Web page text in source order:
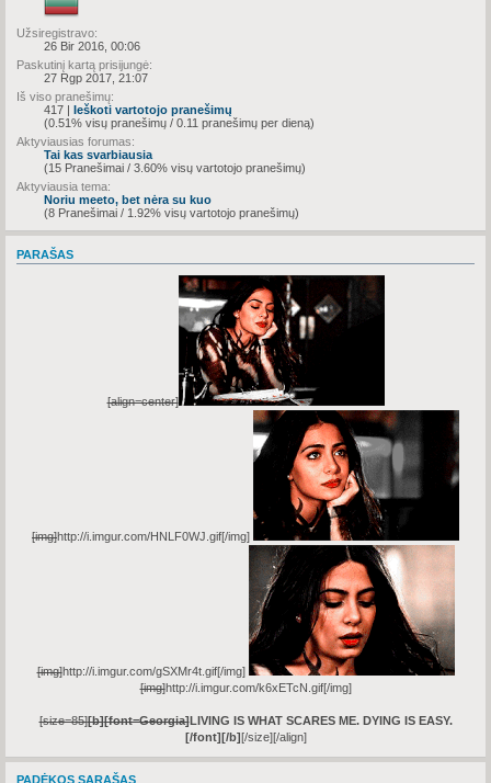
Užsiregistravo:
26 Bir 2016, 00:06
Paskutinį kartą prisijungė:
27 Rgp 2017, 21:07
Iš viso pranešimų:
417 |
Ieškoti vartotojo pranešimų
(0.51% visų pranešimų / 0.11 pranešimų per dieną)
Aktyviausias forumas:
Tai kas svarbiausia
(15 Pranešimai / 3.60% visų vartotojo pranešimų)
Aktyviausia tema:
Noriu meeto, bet nėra su kuo
(8 Pranešimai / 1.92% visų vartotojo pranešimų)
PARAŠAS
[align=center]
[img]http://i.imgur.com/HNLF0WJ.gif[/img]
[img]http://i.imgur.com/gSXMr4t.gif[/img]
[img]http://i.imgur.com/k6xETcN.gif[/img]
[size=85][b][font=Georgia]LIVING IS WHAT SCARES ME. DYING IS EASY.
[/font][/b][/size][/align]
PADĖKOS SĄRAŠAS